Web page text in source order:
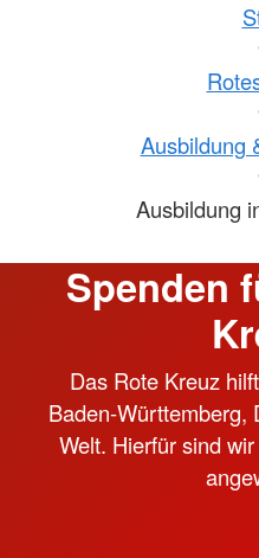
Ausbildung
Ausbildung
Spenden
Das Rote Kreuz
Baden-Württemberg,
Welt. Hierfür sind